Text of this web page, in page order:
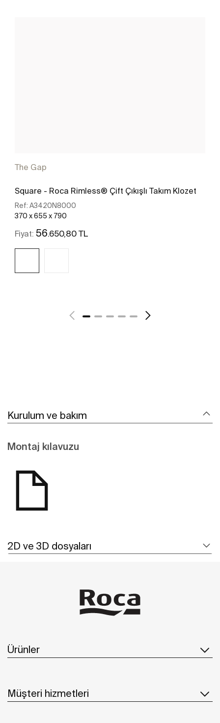
The Gap
Square - Roca Rimless® Çift Çıkışlı Takım Klozet
Ref: A3420N8000
370 x 655 x 790
Fiyat: 56.650,80 TL
Kurulum ve bakım
Montaj kılavuzu
2D ve 3D dosyaları
Ürünler
Müşteri hizmetleri